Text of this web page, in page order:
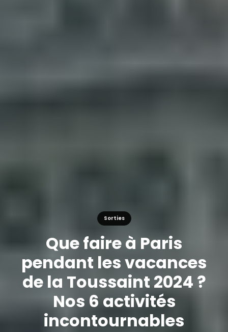
Sorties
Que faire à Paris
pendant les vacances
de la Toussaint 2024 ?
Nos 6 activités
incontournables